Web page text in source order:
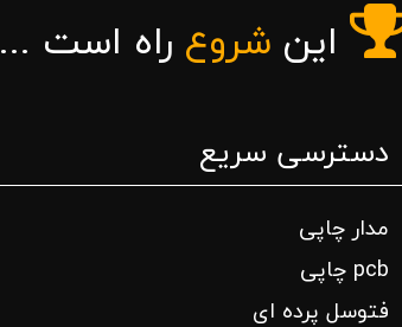
این شروع راه است ...
دسترسی سریع
مدار چاپی
pcb چاپی
فتوسل پرده ای